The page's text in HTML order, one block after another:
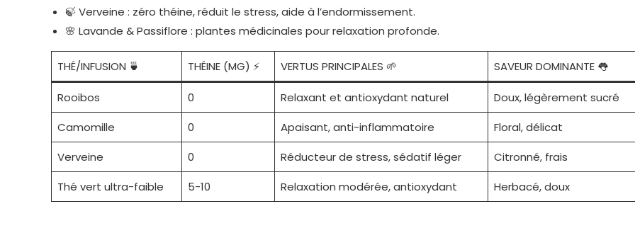
🍃 Verveine : zéro théine, réduit le stress, aide à l’endormissement.
🌸 Lavande & Passiflore : plantes médicinales pour relaxation profonde.
THÉ/INFUSION 🍵 THÉINE (MG) ⚡ VERTUS PRINCIPALES 🌱 SAVEUR DOMINANTE 👅
Rooibos 0 Relaxant et antioxydant naturel
Doux, légèrement sucré
Camomille
0 Apaisant, anti-inflammatoire
Floral, délicat
Verveine
0 Réducteur de stress, sédatif léger
Citronné, frais
Thé vert ultra-faible
5-10 Relaxation modérée, antioxydant Herbacé, doux